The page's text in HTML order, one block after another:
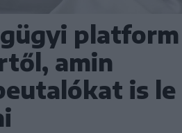
platform
amin
is le